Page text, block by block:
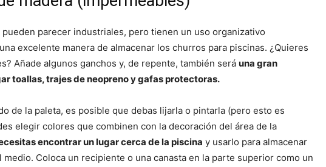
pueden parecer industriales, pero tienen un uso organizativo
excelente manera de almacenar los churros para piscinas. ¿Quieres
Añade algunos ganchos y, de repente, también será una gran
toallas, trajes de neopreno y gafas protectoras.
de la paleta, es posible que debas lijarla o pintarla (pero esto es
elegir colores que combinen con la decoración del área de la
encontrar un lugar cerca de la piscina y usarlo para almacenar
medio. Coloca un recipiente o una canasta en la parte superior como un